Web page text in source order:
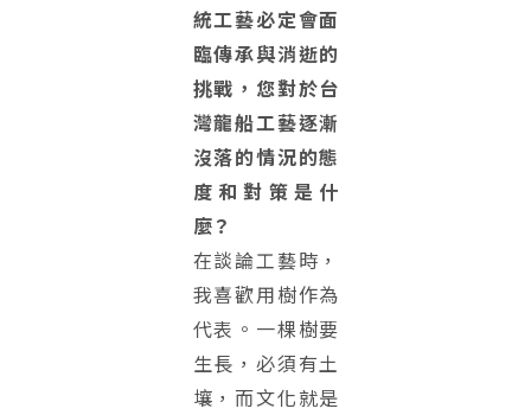
統工藝必定會面
臨傳承與消逝的
挑戰，您對於台
灣龍船工藝逐漸
沒落的情況的態
度和對策是什
麼？
在談論工藝時，
我喜歡用樹作為
代表。一棵樹要
生長，必須有土
壤，而文化就是